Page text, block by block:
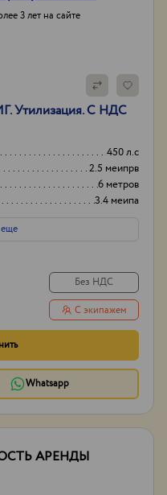
3 лет на сайте
Утилизация. С НДС
450 л.с
2.5 меипрв
6 метров
3.4 меипа
Без НДС
С экипажем
Whatsapp
АРЕНДЫ